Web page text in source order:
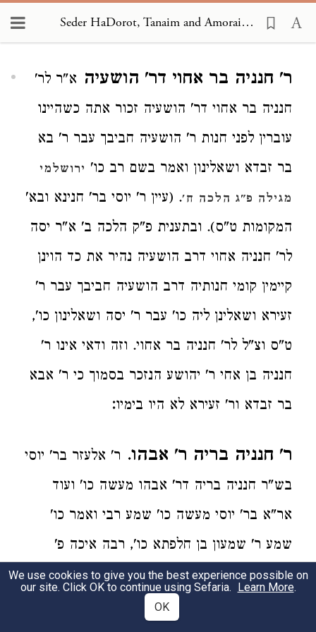
Seder HaDorot, Tanaim and Amoraim 1520
ר' חנניה בר אחוי דר' הושעיה א"ר לר'
חנניה בר אחוי דר' הושעיה זכור אתה כשהיינו
עוברין לפני חנות ר' הושעיה חביבך עבר ר' בא
בר זבדא ושאלינון ואמר בשם רב כו' ירושלמי
מגילה פ"ג הלכה ח'. (עיין ר' יוסי בר' חנינא ובא'
המקומות ט"ס). ובתענית פ"ק הלכה ב' א"ר יסה
לר' חנניה אחוי דרב הושעיה נהיר את כד הוינן
קיימין קומי חנותיה דרב הושעיה חביבך עבר ר'
זעירא ושאלינן ליה כו' עבר ר' יסה ושאלינון כו',
ט"ס וצ"ל לר' חנניה בר אחוי. וזה ודאי אינו ר'
חנניה בן אחי ר' יהושע הנזכר בסמוך כי ר' אבא
בר זבדא ור' זעירא לא היו בימיו:
ר' חנניה בריה ר' אבהו. ר' אלעזר בר' יוסי
בש"ר חנניה בריה דר' אבהו מעשה כו' ועוד
אר"א בר' יוסי מעשה כו' שמע רבי ואמר כו'
שמע ר' שמעון בן חלפתא כו', רבה איכה פ'
ויגרס בחצץ שני. ונראה כי ר' אלעזר בר' יוסי זה
ר' יוסי בן חלפתא א"כ ר' חנניה זה בריה דר'
We use cookies to give you the best experience possible on
our site. Click OK to continue using Sefaria. Learn More.
OK